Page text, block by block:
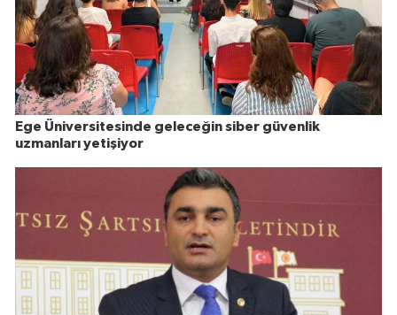
Ege Üniversitesinde geleceğin siber güvenlik
uzmanları yetişiyor